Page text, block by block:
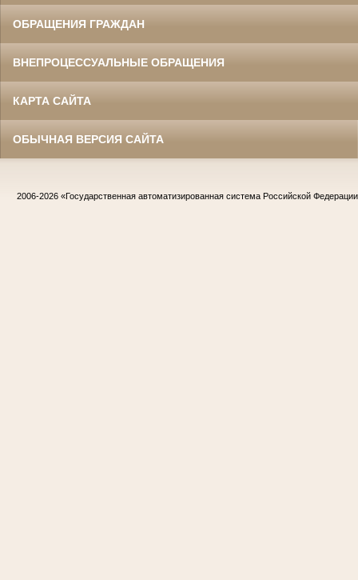
ОБРАЩЕНИЯ ГРАЖДАН
ВНЕПРОЦЕССУАЛЬНЫЕ ОБРАЩЕНИЯ
КАРТА САЙТА
ОБЫЧНАЯ ВЕРСИЯ САЙТА
2006-2026 «Государственная автоматизированная система Российской